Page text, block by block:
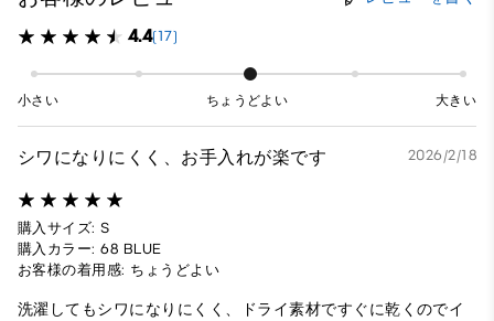
4.4(17)
小さい ちょうどよい 大きい
シワになりにくく、お手入れが楽です 2026/2/18
購入サイズ: S
購入カラー: 68 BLUE
お客様の着用感: ちょうどよい
洗濯してもシワになりにくく、ドライ素材ですぐに乾くのでイ